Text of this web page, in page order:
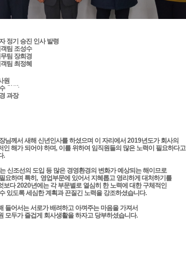
정기 승진 인사 발령
팀 조성수
팀 장희경
팀 최정혜
원
차장
과장
님께서 새해 신년인사를 하셨으며 이 자리에서 2019년도가 회사의
인 해가 되어야 하며, 이를 위하여 임직원들의 많은 노력이 필요하다고
.
신조선의 도입 등 많은 경영환경의 변화가 예상되는 해이므로
요하며 특히 , 영업부문에 있어서 지혜롭고 영리하게 대처하기를
보다2020년에는 각 부문별로 열심히 한 노력에 대한 구체적인
있도록 세심한 계획과 끈질긴 노력을 강조하셨습니다.
들어서는 서로가 배려하고 아껴주는 마음을 가져서
모두가 즐겁게 회사생활을 하자고 당부하셨습니다.